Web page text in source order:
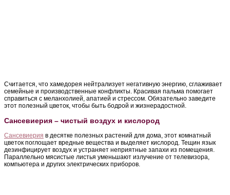
Считается, что хамедорея нейтрализует негативную энергию, сглаживает
семейные и производственные конфликты. Красивая пальма помогает
справиться с меланхолией, апатией и стрессом. Обязательно заведите
этот полезный цветок, чтобы быть бодрой и жизнерадостной.
Сансевиерия – чистый воздух и кислород
Сансевиерия в десятке полезных растений для дома, этот комнатный
цветок поглощает вредные вещества и выделяет кислород. Тещин язык
дезинфицирует воздух и устраняет неприятные запахи из помещения.
Параллельно мясистые листья уменьшают излучение от телевизора,
компьютера и других электрических приборов.